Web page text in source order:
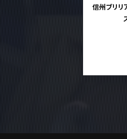
信州ブリリ